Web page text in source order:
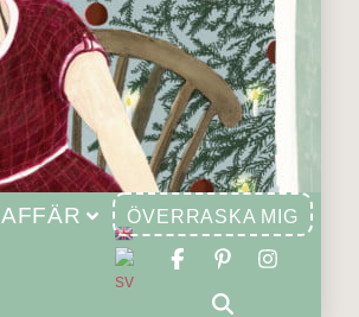
AFFÄR ÖVERRASKA MIG